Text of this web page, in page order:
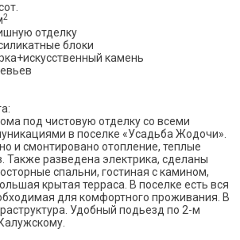
2
отделку
блоки
камень
под чистовую отделку со всеми
в поселке «Усадьба Жодочи».
и смонтировано отопление, теплые
Также разведена электрика, сделаны
спальни, гостиная с камином,
крытая терраса. В поселке есть вся
для комфортного проживания. В
Удобный подьезд по 2-м